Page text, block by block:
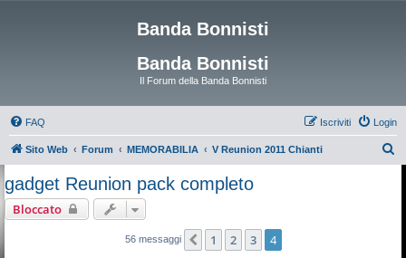
Banda Bonnisti
Banda Bonnisti
Il Forum della Banda Bonnisti
FAQ Login
Iscriviti
Sito Web Forum MEMORABILIA V Reunion 2011 Chianti
gadget Reunion pack completo
Bloccato
56 messaggi Precedente
1 2 3 4